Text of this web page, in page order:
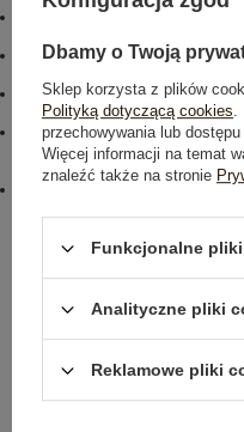
#cechy dodatkowe:
#sposób prania :
pranie w pralce w 30°C
#modelka:
Modelka ma na sobie rozmiar
biust 85 cm, talia 62 cm,
Centrum Logistyczne
Dbamy o Twoją
Sklep korzysta z plików
Polityką dotyczącą cookies.
przechowywania lub
Więcej informacji na temat
znaleźć także na stronie
Funkcjonalne
Analityczne pliki
Reklamowe pliki